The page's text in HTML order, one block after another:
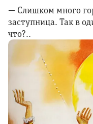
— Слишком много
заступница. Так в
что?..